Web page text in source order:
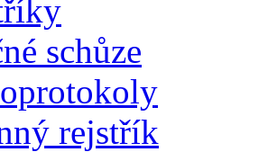
schůze
rejstřík